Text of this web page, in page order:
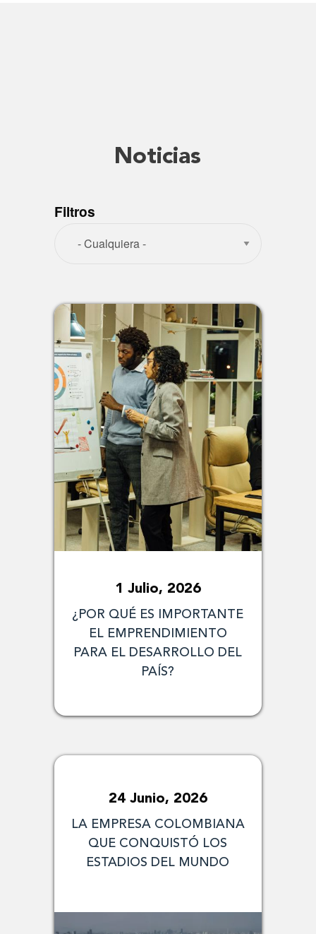
Noticias
Filtros
1 Julio, 2026
¿POR QUÉ ES IMPORTANTE
EL EMPRENDIMIENTO
PARA EL DESARROLLO DEL
PAÍS?
24 Junio, 2026
LA EMPRESA COLOMBIANA
QUE CONQUISTÓ LOS
ESTADIOS DEL MUNDO